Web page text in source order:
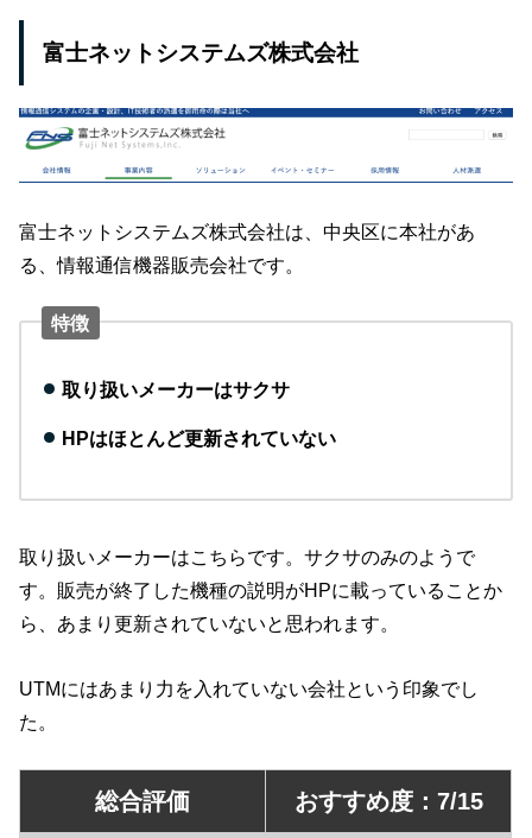
富士ネットシステムズ株式会社
富士ネットシステムズ株式会社は、中央区に本社があ
る、情報通信機器販売会社です。
特徴
取り扱いメーカーはサクサ
HPはほとんど更新されていない
取り扱いメーカーはこちらです。サクサのみのようで
す。販売が終了した機種の説明がHPに載っていることか
ら、あまり更新されていないと思われます。
UTMにはあまり力を入れていない会社という印象でし
た。
総合評価 おすすめ度：7/15